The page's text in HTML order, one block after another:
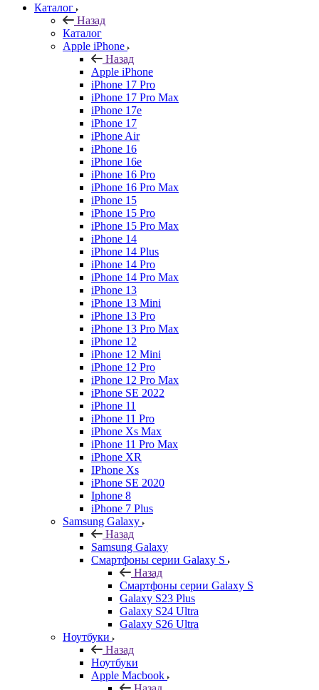
Каталог
Назад
Каталог
Apple iPhone
Назад
Apple iPhone
iPhone 17 Pro
iPhone 17 Pro Max
iPhone 17e
iPhone 17
iPhone Air
iPhone 16
iPhone 16e
iPhone 16 Pro
iPhone 16 Pro Max
iPhone 15
iPhone 15 Pro
iPhone 15 Pro Max
iPhone 14
iPhone 14 Plus
iPhone 14 Pro
iPhone 14 Pro Max
iPhone 13
iPhone 13 Mini
iPhone 13 Pro
iPhone 13 Pro Max
iPhone 12
iPhone 12 Mini
iPhone 12 Pro
iPhone 12 Pro Max
iPhone SE 2022
iPhone 11
iPhone 11 Pro
iPhone Xs Max
iPhone 11 Pro Max
iPhone XR
IPhone Xs
iPhone SE 2020
Iphone 8
iPhone 7 Plus
Samsung Galaxy
Назад
Samsung Galaxy
Смартфоны серии Galaxy S
Назад
Смартфоны серии Galaxy S
Galaxy S23 Plus
Galaxy S24 Ultra
Galaxy S26 Ultra
Ноутбуки
Назад
Ноутбуки
Apple Macbook